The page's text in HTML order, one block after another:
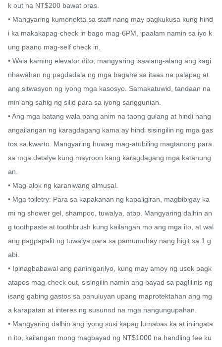
k out na NT$200 bawat oras.
• Mangyaring kumonekta sa staff nang may pagkukusa kung hind
i ka makakapag-check in bago mag-6PM, ipaalam namin sa iyo k
ung paano mag-self check in.
• Wala kaming elevator dito; mangyaring isaalang-alang ang kagi
nhawahan ng pagdadala ng mga bagahe sa itaas na palapag at
ang sitwasyon ng iyong mga kasosyo. Samakatuwid, tandaan na
min ang sahig ng silid para sa iyong sanggunian.
• Ang mga batang wala pang anim na taong gulang at hindi nang
angailangan ng karagdagang kama ay hindi sisingilin ng mga gas
tos sa kwarto. Mangyaring huwag mag-atubiling magtanong para
sa mga detalye kung mayroon kang karagdagang mga katanung
an.
• Mag-alok ng karaniwang almusal.
• Mga toiletry: Para sa kapakanan ng kapaligiran, magbibigay ka
mi ng shower gel, shampoo, tuwalya, atbp. Mangyaring dalhin an
g toothpaste at toothbrush kung kailangan mo ang mga ito, at wal
ang pagpapalit ng tuwalya para sa pamumuhay nang higit sa 1 g
abi.
• Ipinagbabawal ang paninigarilyo, kung may amoy ng usok pagk
atapos mag-check out, sisingilin namin ang bayad sa paglilinis ng
isang gabing gastos sa panuluyan upang maprotektahan ang mg
a karapatan at interes ng susunod na mga nangungupahan.
• Mangyaring dalhin ang iyong susi kapag lumabas ka at iniingata
n ito, kailangan mong magbayad ng NT$1000 na handling fee ku